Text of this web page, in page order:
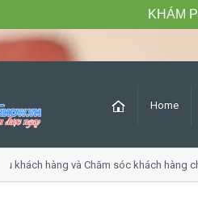
Home
khách hàng và Chăm sóc khách hàng
KHÁM